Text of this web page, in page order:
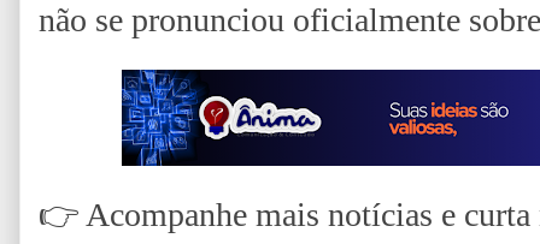
não se pronunciou oficialmente
👉 Acompanhe mais notícias e curta